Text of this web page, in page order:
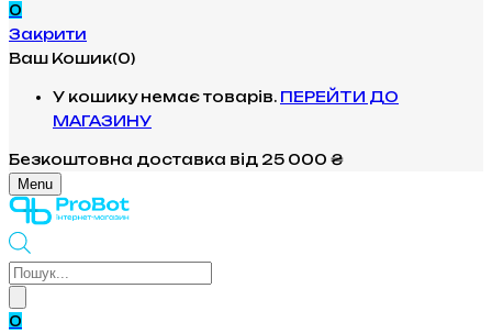
0
Закрити
Ваш Кошик(0)
У кошику немає товарів. ПЕРЕЙТИ ДО
МАГАЗИНУ
Безкоштовна доставка від 25 000 ₴
Menu
Products
0